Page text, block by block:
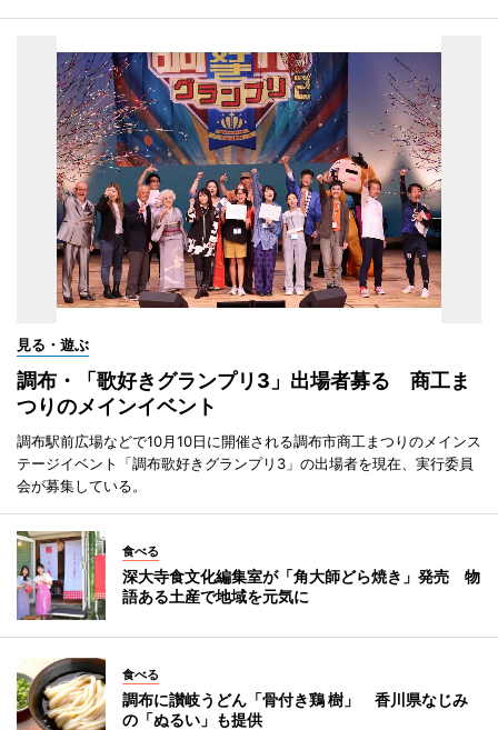
見る・遊ぶ
調布・「歌好きグランプリ3」出場者募る 商工ま
つりのメインイベント
調布駅前広場などで10月10日に開催される調布市商工まつりのメインス
テージイベント「調布歌好きグランプリ3」の出場者を現在、実行委員
会が募集している。
食べる
深大寺食文化編集室が「角大師どら焼き」発売 物
語ある土産で地域を元気に
食べる
調布に讃岐うどん「骨付き鶏 樹」 香川県なじみ
の「ぬるい」も提供